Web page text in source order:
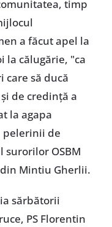
timp
a făcut apel la
la călugărie, "ca
care să ducă
de credință a
la agapa
de
OSBM
Mintiu Gherlii.
sărbătorii
PS Florentin